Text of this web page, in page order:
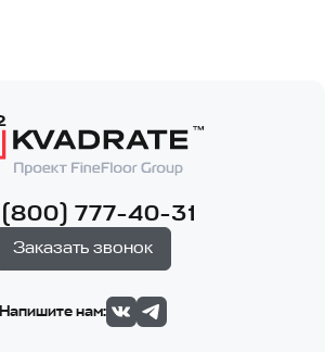
(800) 777-40-31
Заказать звонок
Напишите нам: